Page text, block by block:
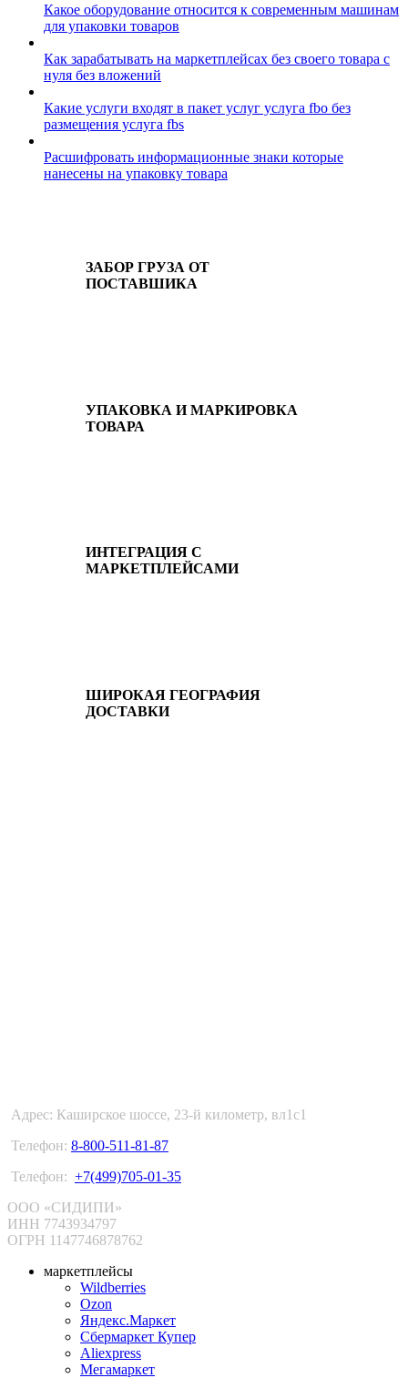
Какое оборудование относится к современным машинам
для упаковки товаров
Как зарабатывать на маркетплейсах без своего товара с
нуля без вложений
Какие услуги входят в пакет услуг услуга fbo без
размещения услуга fbs
Расшифровать информационные знаки которые
нанесены на упаковку товара
ЗАБОР ГРУЗА ОТ
ПОСТАВШИКА
УПАКОВКА И МАРКИРОВКА
ТОВАРА
ИНТЕГРАЦИЯ С
МАРКЕТПЛЕЙСАМИ
ШИРОКАЯ ГЕОГРАФИЯ
ДОСТАВКИ
Адрес: Каширское шоссе, 23-й километр, вл1с1
Телефон: 8-800-511-81-87
Телефон: +7(499)705-01-35
ООО «СИДИПИ»
ИНН 7743934797
ОГРН 1147746878762
маркетплейсы
Wildberries
Ozon
Яндекс.Маркет
Сбермаркет Купер
Aliexpress
Мегамаркет